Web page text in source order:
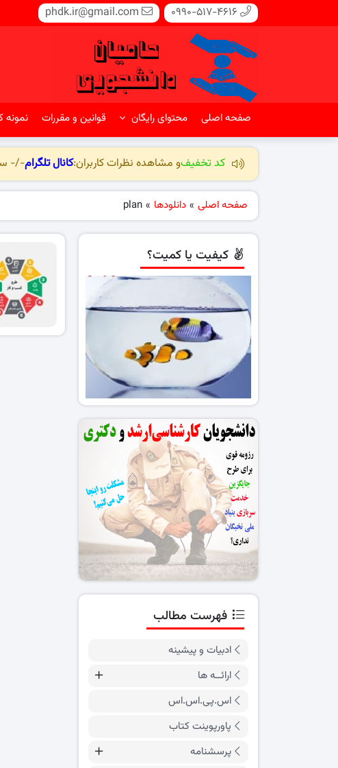
0990-517-4616
phdk.ir@gmail.com
صفحه اصلی محتوای رایگان قوانین و مقررات نمونه
کد تخفیفو مشاهده نظرات کاربران:کانال تلگرام-/-
صفحه اصلی » دانلودها »
plan
کیفیت یا کمیت؟
فهرست مطالب
ادبیات و پیشینه
ارائــه ها
اس.پی.اس.اس
پاورپوینت کتاب
پرسشنامه